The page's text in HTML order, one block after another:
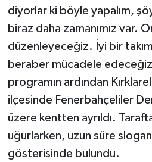
diyorlar ki böyle yapalım,
biraz daha zamanımız var.
düzenleyeceğiz. İyi bir
beraber mücadele
programın ardından
ilçesinde Fenerbahçeliler
üzere kentten ayrıldı.
uğurlarken, uzun süre
gösterisinde bulundu.